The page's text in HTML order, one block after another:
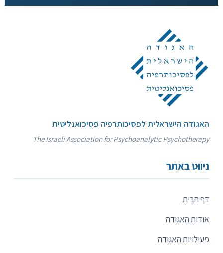
האגודה הישראלית לפסיכותרפיה פסיכואנליטית
The Israeli Association for Psychoanalytic Psychotherapy
ניווט באתר
דף הבית
אודות האגודה
פעילויות האגודה